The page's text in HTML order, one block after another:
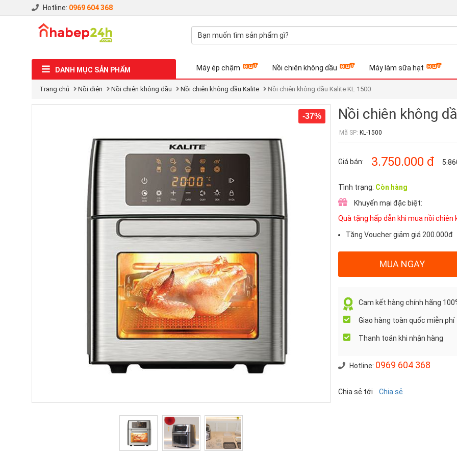
Hotline: 0969 604 368
DANH MỤC SẢN PHẨM Máy ép chậm Nồi chiên không dầu Máy làm sữa hạt
Trang chủ Nồi điện Nồi chiên không dầu Nồi chiên không dầu Kalite Nồi chiên không dầu Kalite KL 1500
-37% Nồi chiên không
Mã SP: KL-1500
Giá bán: 3.750.000 đ
Tình trạng: Còn hàng
Khuyến mại đặc biệt:
Quà tặng hấp dẫn khi mua nồi
Tặng Voucher giảm giá 200.000đ
MUA NGAY
Cam kết hàng chính hãng
Giao hàng toàn quốc miễn phí
Thanh toán khi nhận hàng
Hotline: 0969 604 368
Chia sẻ tới Chia sẻ